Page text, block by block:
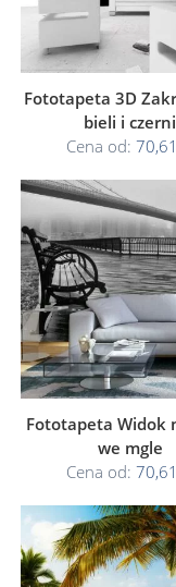
Fototapeta 3D
bieli i czerni
Cena od:
Fototapeta Widok
we mgle
Cena od: